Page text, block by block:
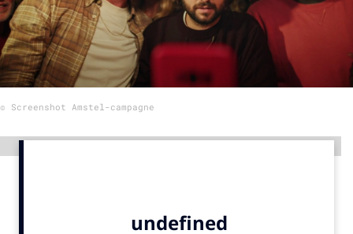
12 nov: MarketingLive!
Adverteren
Events
Academy
© Screenshot Amstel-campagne